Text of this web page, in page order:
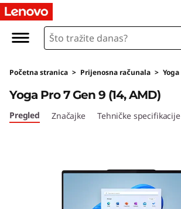
Početna stranica > Prijenosna računala > Yoga
Yoga Pro 7 Gen 9 (14, AMD)
Pregled Značajke Tehničke specifikacije